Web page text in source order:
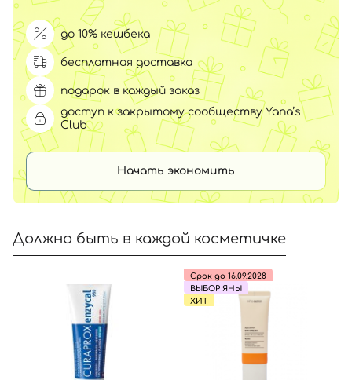
до 10% кешбека
бесплатная доставка
подарок в каждый заказ
доступ к закрытому сообществу Yana’s
Club
Начать экономить
Должно быть в каждой косметичке
Срок до 16.09.2028
ВЫБОР ЯНЫ
ХИТ